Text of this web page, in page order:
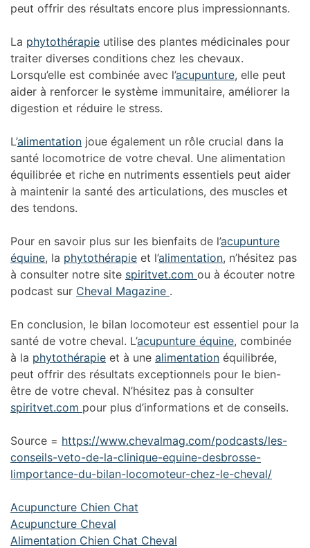
peut offrir des résultats encore plus impressionnants.
La phytothérapie utilise des plantes médicinales pour
traiter diverses conditions chez les chevaux.
Lorsqu’elle est combinée avec l’acupunture, elle peut
aider à renforcer le système immunitaire, améliorer la
digestion et réduire le stress.
L’alimentation joue également un rôle crucial dans la
santé locomotrice de votre cheval. Une alimentation
équilibrée et riche en nutriments essentiels peut aider
à maintenir la santé des articulations, des muscles et
des tendons.
Pour en savoir plus sur les bienfaits de l’acupunture
équine, la phytothérapie et l’alimentation, n’hésitez pas
à consulter notre site spiritvet.com ou à écouter notre
podcast sur Cheval Magazine .
En conclusion, le bilan locomoteur est essentiel pour la
santé de votre cheval. L’acupunture équine, combinée
à la phytothérapie et à une alimentation équilibrée,
peut offrir des résultats exceptionnels pour le bien-
être de votre cheval. N’hésitez pas à consulter
spiritvet.com pour plus d’informations et de conseils.
Source = https://www.chevalmag.com/podcasts/les-
conseils-veto-de-la-clinique-equine-desbrosse-
limportance-du-bilan-locomoteur-chez-le-cheval/
Acupuncture Chien Chat
Acupuncture Cheval
Alimentation Chien Chat Cheval